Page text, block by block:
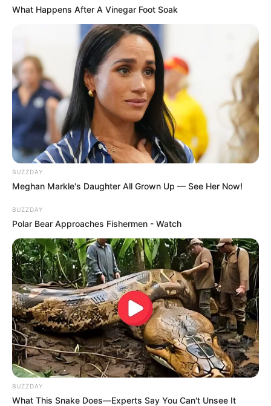
82
16:40 / 06 Avqust 2026
iləvirus yayırlar
91 0 0
16:15 / 06 Avqust 2026 SİYASƏT
What Happens After A Vinegar Foot Soak
BUZZDAY
Meghan Markle's Daughter All Grown Up — See Her Now!
BUZZDAY
Polar Bear Approaches Fishermen - Watch
BUZZDAY
What This Snake Does—Experts Say You Can't Unsee It